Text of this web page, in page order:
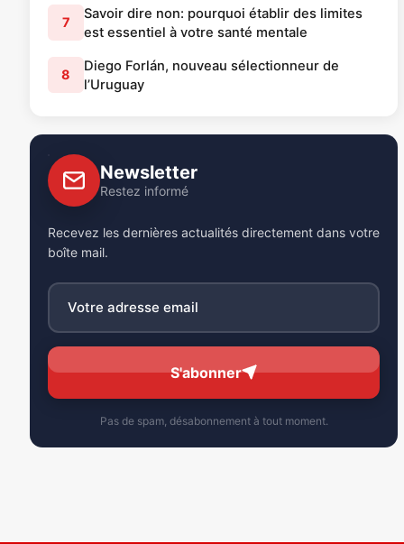
7
Savoir dire non: pourquoi établir des limites
est essentiel à votre santé mentale
8
Diego Forlán, nouveau sélectionneur de
l’Uruguay
Newsletter
Restez informé
Recevez les dernières actualités directement dans votre
boîte mail.
S'abonner
Pas de spam, désabonnement à tout moment.